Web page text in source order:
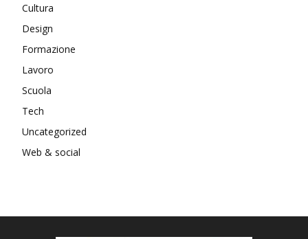
Cultura
Design
Formazione
Lavoro
Scuola
Tech
Uncategorized
Web & social